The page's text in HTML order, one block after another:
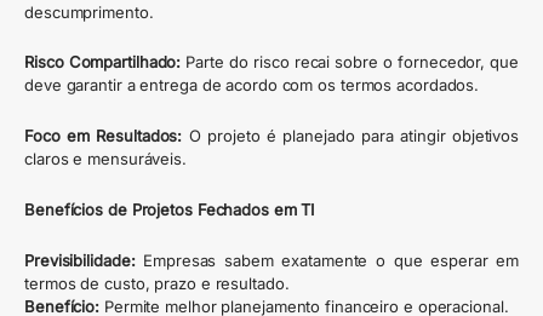
descumprimento.
Risco Compartilhado: Parte do risco recai sobre o fornecedor, que
deve garantir a entrega de acordo com os termos acordados.
Foco em Resultados: O projeto é planejado para atingir objetivos
claros e mensuráveis.
Benefícios de Projetos Fechados em TI
Previsibilidade:Empresas sabem exatamente o que esperar em
termos de custo, prazo e resultado.
Benefício: Permite melhor planejamento financeiro e operacional.